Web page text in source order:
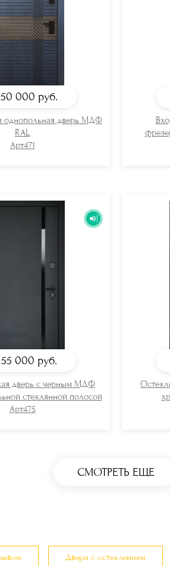
000 руб.
однопольная дверь МДФ
RAL
Арт471
000 руб.
дверь с черным МДФ
стеклянной полосой
Арт475
СМОТРЕТЬ ЕЩЕ
Двери с остеклением